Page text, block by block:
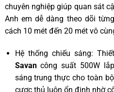
chuyên nghiệp giúp quan sát
Anh em dễ dàng theo dõi
cách 10 mét đến 20 mét vô
Hệ thống chiếu sáng:
Savancông suất 500W
sáng trung thực cho toàn
cược thủ luôn ổn định nhờ